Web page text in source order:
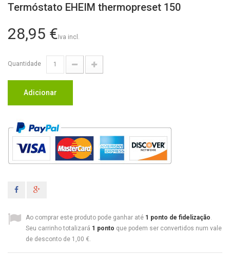
Termóstato EHEIM thermopreset 150
28,95 €Iva incl.
Quantidade
Adicionar
Ao comprar este produto pode ganhar até 1 ponto de fidelização
Seu carrinho totalizará 1 ponto que podem ser convertidos num vale
de desconto de 1,00 €